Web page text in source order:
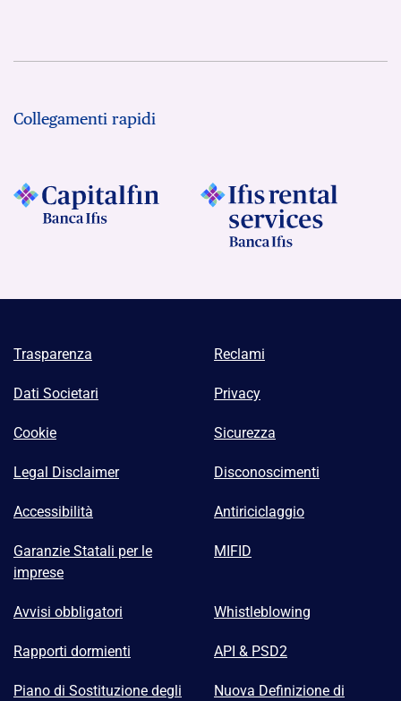
Collegamenti rapidi
Trasparenza Reclami
Dati Societari Privacy
Cookie Sicurezza
Legal Disclaimer Disconoscimenti
Accessibilità Antiriciclaggio
Garanzie Statali per le
imprese
MIFID
Avvisi obbligatori Whistleblowing
Rapporti dormienti API & PSD2
Piano di Sostituzione degli Nuova Definizione di